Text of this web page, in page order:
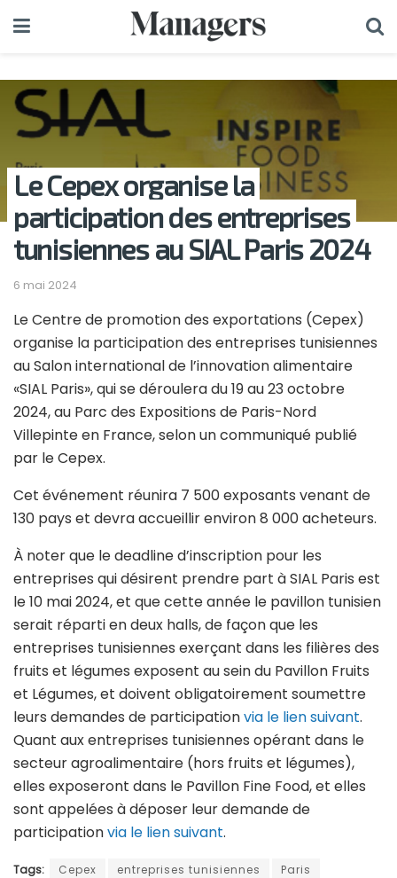
Le Cepex organise la
participation des entreprises
tunisiennes au SIAL Paris 2024
6 mai 2024
Le Centre de promotion des exportations (Cepex)
organise la participation des entreprises tunisiennes
au Salon international de l’innovation alimentaire
«SIAL Paris», qui se déroulera du 19 au 23 octobre
2024, au Parc des Expositions de Paris-Nord
Villepinte en France, selon un communiqué publié
par le Cepex.
Cet événement réunira 7 500 exposants venant de
130 pays et devra accueillir environ 8 000 acheteurs.
À noter que le deadline d’inscription pour les
entreprises qui désirent prendre part à SIAL Paris est
le 10 mai 2024, et que cette année le pavillon tunisien
serait réparti en deux halls, de façon que les
entreprises tunisiennes exerçant dans les filières des
fruits et légumes exposent au sein du Pavillon Fruits
et Légumes, et doivent obligatoirement soumettre
leurs demandes de participationvia le lien suivant.
Quant aux entreprises tunisiennes opérant dans le
secteur agroalimentaire (hors fruits et légumes),
elles exposeront dans le Pavillon Fine Food, et elles
sont appelées à déposer leur demande de
participationvia le lien suivant.
Tags: Cepex entreprises tunisiennes Paris